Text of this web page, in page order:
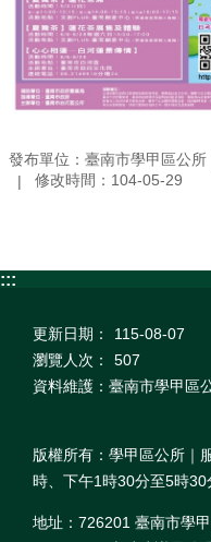
發布單位：臺南市學甲區公所
修改時間：104-05-29
:::
更新日期：
115-08-07
瀏覽人次：
507
資料維護：臺南市學甲區
版權所有：學甲區公所｜
時、下午1時30分至5時30
地址：726201 臺南市學